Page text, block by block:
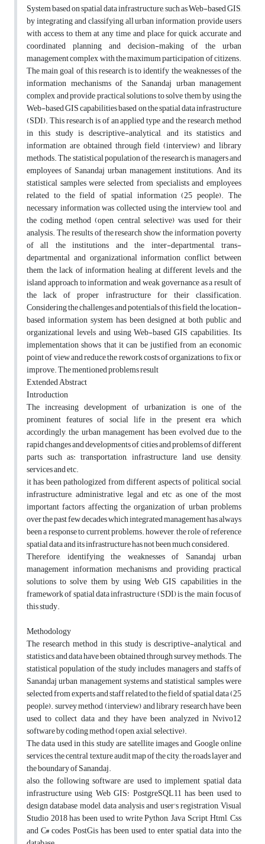
System based on spatial data infrastructure, such as Web-based GIS,
by integrating and classifying all urban information, provide users
with access to them at any time and place for quick, accurate and
coordinated planning and decision-making of the urban
management complex with the maximum participation of citizens.
The main goal of this research is to identify the weaknesses of the
information mechanisms of the Sanandaj urban management
complex and provide practical solutions to solve them by using the
Web-based GIS capabilities based on the spatial data infrastructure
(SDI). This research is of an applied type and the research method
in this study is descriptive-analytical, and its statistics and
information are obtained through field (interview) and library
methods. The statistical population of the research is managers and
employees of Sanandaj urban management institutions. And its
statistical samples were selected from specialists and employees
related to the field of spatial information (25 people). The
necessary information was collected using the interview tool, and
the coding method (open, central, selective) was used for their
analysis. The results of the research show the information poverty
of all the institutions and the inter-departmental, trans-
departmental and organizational information conflict between
them, the lack of information healing at different levels and the
island approach to information and weak governance as a result of
the lack of proper infrastructure for their classification.
Considering the challenges and potentials of this field, the location-
based information system has been designed at both public and
organizational levels and using Web-based GIS capabilities. Its
implementation shows that it can be justified from an economic
point of view and reduce the rework costs of organizations, to fix or
improve. The mentioned problems result
Extended Abstract
Introduction
The increasing development of urbanization is one of the
prominent features of social life in the present era, which
accordingly, the urban management has been evolved due to the
rapid changes and developments of cities and problems of different
parts such as: transportation, infrastructure, land use, density,
services and etc.
it has been pathologized from different aspects of political, social,
infrastructure, administrative, legal and etc as one of the most
important factors affecting the organization of urban problems
over the past few decades which integrated management has always
been a response to current problems. however, the role of reference
spatial data and its infrastructure has not been much considered.
Therefore, identifying the weaknesses of Sanandaj urban
management information mechanisms and providing practical
solutions to solve them by using Web GIS capabilities in the
framework of spatial data infrastructure (SDI) is the main focus of
this study.
Methodology
The research method in this study is descriptive-analytical, and
statistics and data have been obtained through survey methods. The
statistical population of the study includes managers and staffs of
Sanandaj urban management systems and statistical samples were
selected from experts and staff related to the field of spatial data (25
people). survey method (interview) and library research have been
used to collect data and they have been analyzed in Nvivo12
software by coding method (open, axial, selective).
The data used in this study are satellite images and Google online
services, the central texture audit map of the city, the roads layer and
the boundary of Sanandaj.
also, the following software are used to implement spatial data
infrastructure using Web GIS: PostgreSQL11 has been used to
design database model, data analysis and user's registration, Visual
Studio 2018 has been used to write Python, Java Script, Html, Css
and C# codes, PostGis has been used to enter spatial data into the